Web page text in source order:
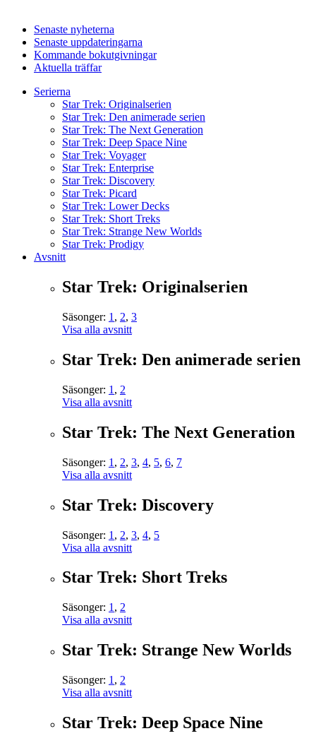
Senaste nyheterna
Senaste uppdateringarna
Kommande bokutgivningar
Aktuella träffar
Serierna
Star Trek: Originalserien
Star Trek: Den animerade serien
Star Trek: The Next Generation
Star Trek: Deep Space Nine
Star Trek: Voyager
Star Trek: Enterprise
Star Trek: Discovery
Star Trek: Picard
Star Trek: Lower Decks
Star Trek: Short Treks
Star Trek: Strange New Worlds
Star Trek: Prodigy
Avsnitt
Star Trek: Originalserien
Säsonger: 1 , 2, 3
Visa alla avsnitt
Star Trek: Den animerade serien
Säsonger: 1 , 2
Visa alla avsnitt
Star Trek: The Next Generation
Säsonger: 1 , 2, 3, 4, 5, 6, 7
Visa alla avsnitt
Star Trek: Discovery
Säsonger: 1 , 2, 3, 4, 5
Visa alla avsnitt
Star Trek: Short Treks
Säsonger: 1 , 2
Visa alla avsnitt
Star Trek: Strange New Worlds
Säsonger: 1 , 2
Visa alla avsnitt
Star Trek: Deep Space Nine